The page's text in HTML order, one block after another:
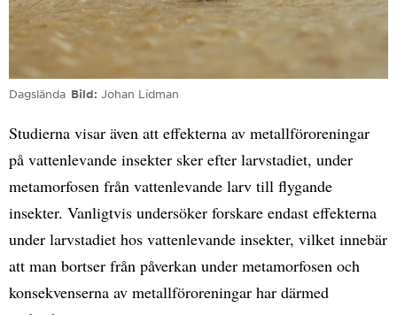
Dagslända Bild Johan Lidman
Studierna visar även att effekterna av metallföroreningar
på vattenlevande insekter sker efter larvstadiet, under
metamorfosen från vattenlevande larv till flygande
insekter. Vanligtvis undersöker forskare endast effekterna
under larvstadiet hos vattenlevande insekter, vilket innebär
att man bortser från påverkan under metamorfosen och
konsekvenserna av metallföroreningar har därmed